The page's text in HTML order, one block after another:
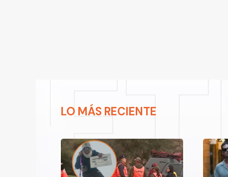
LO MÁS RECIENTE